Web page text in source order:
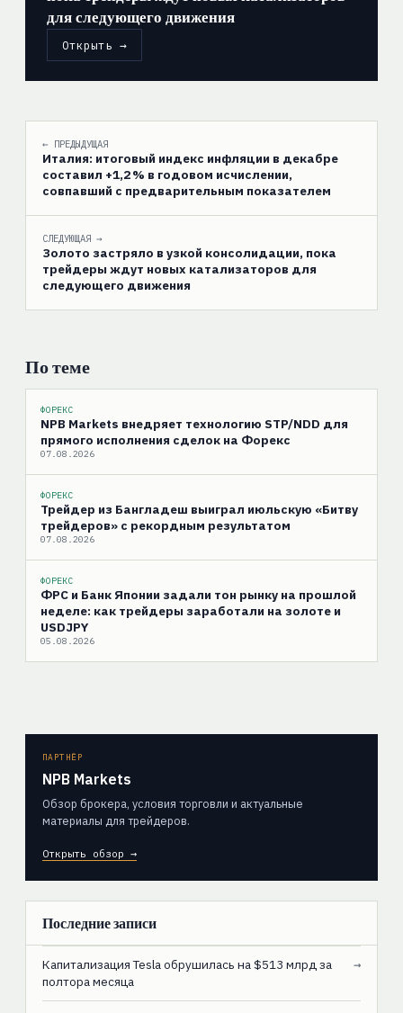
для следующего движения
Открыть →
← ПРЕДЫДУЩАЯ
Италия: итоговый индекс инфляции в декабре
составил +1,2 % в годовом исчислении,
совпавший с предварительным показателем
СЛЕДУЮЩАЯ →
Золото застряло в узкой консолидации, пока
трейдеры ждут новых катализаторов для
следующего движения
По теме
ФОРЕКС
NPB Markets внедряет технологию STP/NDD для
прямого исполнения сделок на Форекс
07.08.2026
ФОРЕКС
Трейдер из Бангладеш выиграл июльскую «Битву
трейдеров» с рекордным результатом
07.08.2026
ФОРЕКС
ФРС и Банк Японии задали тон рынку на прошлой
неделе: как трейдеры заработали на золоте и
USDJPY
05.08.2026
ПАРТНЁР
NPB Markets
Обзор брокера, условия торговли и актуальные
материалы для трейдеров.
Открыть обзор →
Последние записи
Капитализация Tesla обрушилась на $513 млрд за
полтора месяца
→